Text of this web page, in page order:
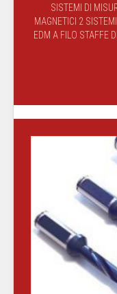
SISTEMI DI
MAGNETICI 2
EDM A FILO STAFFE